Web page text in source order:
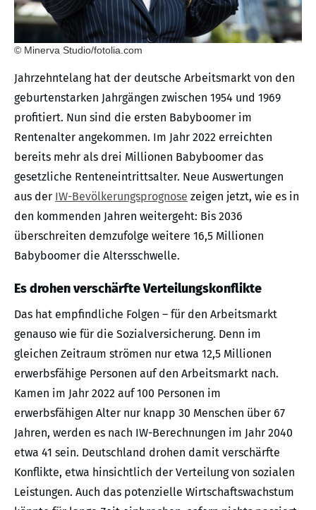
© Minerva Studio/fotolia.com
Jahrzehntelang hat der deutsche Arbeitsmarkt von den
geburtenstarken Jahrgängen zwischen 1954 und 1969
profitiert. Nun sind die ersten Babyboomer im
Rentenalter angekommen. Im Jahr 2022 erreichten
bereits mehr als drei Millionen Babyboomer das
gesetzliche Renteneintrittsalter. Neue Auswertungen
aus der IW-Bevölkerungsprognose zeigen jetzt, wie es in
den kommenden Jahren weitergeht: Bis 2036
überschreiten demzufolge weitere 16,5 Millionen
Babyboomer die Altersschwelle.
Es drohen verschärfte Verteilungskonflikte
Das hat empfindliche Folgen – für den Arbeitsmarkt
genauso wie für die Sozialversicherung. Denn im
gleichen Zeitraum strömen nur etwa 12,5 Millionen
erwerbsfähige Personen auf den Arbeitsmarkt nach.
Kamen im Jahr 2022 auf 100 Personen im
erwerbsfähigen Alter nur knapp 30 Menschen über 67
Jahren, werden es nach IW-Berechnungen im Jahr 2040
etwa 41 sein. Deutschland drohen damit verschärfte
Konflikte, etwa hinsichtlich der Verteilung von sozialen
Leistungen. Auch das potenzielle Wirtschaftswachstum